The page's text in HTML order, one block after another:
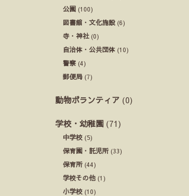
公園 (100)
図書館・文化施設(6)
寺・神社(0)
自治体・公共団体 (10)
警察 (4)
郵便局 (7)
動物ボランティア (0)
学校・幼稚園 (71)
中学校 (5)
保育園・託児所(33)
保育所(44)
学校その他 (1)
小学校 (10)